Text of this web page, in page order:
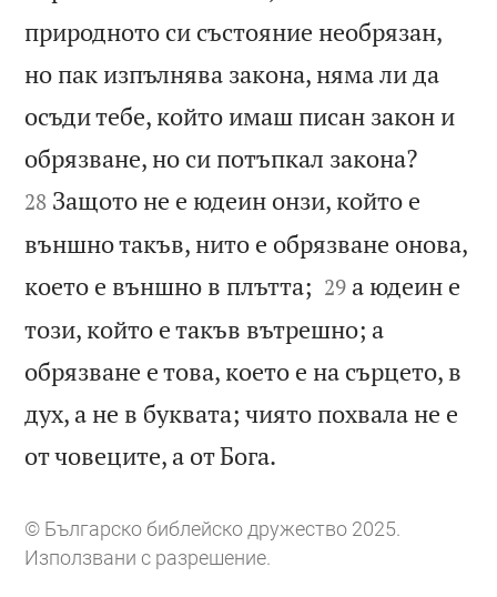
природното си състояние необрязан,
но пак изпълнява закона, няма ли да
осъди тебе, който имаш писан закон и
обрязване, но си потъпкал закона?
28 Защото не е юдеин онзи, който е
външно такъв, нито е обрязване онова,
което е външно в плътта; 

29 а юдеин е
този, който е такъв вътрешно; а
обрязване е това, което е на сърцето, в
дух, а не в буквата; чиято похвала не е
от човеците, а от Бога.
© Българско библейско дружество 2025.
Използвани с разрешение.